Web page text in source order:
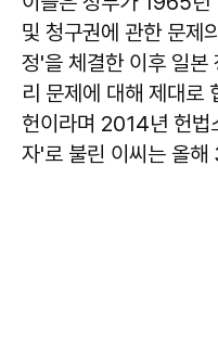
및 청구권에 관한 문제
정'을 체결한 이후 일본
리 문제에 대해 제대로
헌이라며 2014년 헌법
자'로 불린 이씨는 올해